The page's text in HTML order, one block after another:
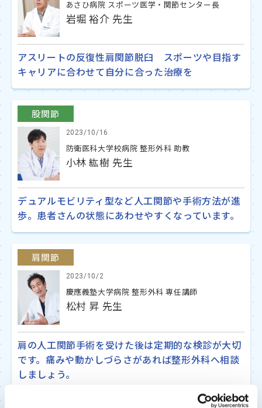
あさひ病院 スポーツ医学・関節センター長
岩堀 裕介 先生
アスリートの反復性肩関節脱臼 スポーツや目指す
キャリアに合わせて自分に合った治療を
股関節
2023/10/16
防衛医科大学校病院 整形外科 助教
小林 紘樹 先生
デュアルモビリティ型など人工関節や手術方法が進
歩。患者さんの状態にあわせやすくなっています。
肩関節
2023/10/2
慶應義塾大学病院 整形外科 専任講師
松村 昇 先生
肩の人工関節手術を受けた後は定期的な検診が大切
です。痛みや動かしづらさがあれば整形外科へ相談
しましょう。